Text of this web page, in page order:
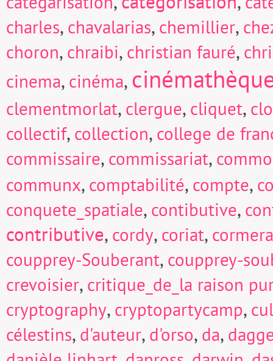
charles, chavalarias, chemillier,
choron, chraibi, christian fauré,
cinema, cinéma,
clementmorlat, clergue, cliquet,
collectif, collection, college de
commissaire, commissariat,
communx, comptabilité, compte,
conquete_spatiale, contibutive,
contributive, cordy, coriat,
coupprey-Souberant, coupprey-
crevoisier, critique_de_la raison
cryptography, cryptopartycamp,
célestins, d'auteur, d'orso, da,